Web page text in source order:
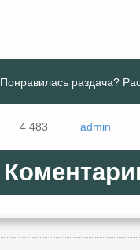
Понравилась раздача?
4 483 admin